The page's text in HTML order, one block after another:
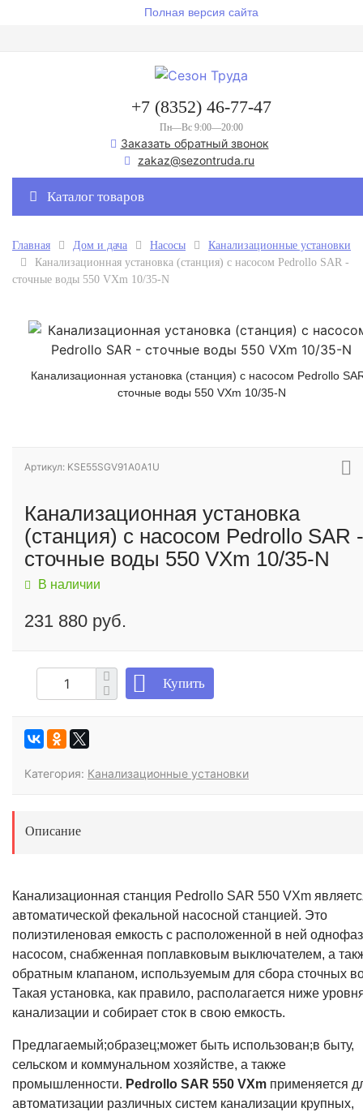
Полная версия сайта
+7 (8352) 46-77-47
Пн—Вс 9:00—20:00
Заказать обратный звонок
zakaz@sezontruda.ru
Каталог товаров
Главная Дом и дача Насосы
Канализационные установки
Канализационная установка (станция) с насосом Pedrollo SAR -
сточные воды 550 VXm 10/35-N
Канализационная установка (станция) с насосом Pedrollo
сточные воды 550 VXm 10/35-N
Артикул: KSE55SGV91A0A1U
Канализационная установка
(станция) с насосом Pedrollo SAR -
сточные воды 550 VXm 10/35-N
В наличии
231 880 руб.
Купить
Категория: Канализационные установки
Описание
Канализационная станция Pedrollo SAR 550 VXm
автоматической фекальной насосной станцией. Это
полиэтиленовая емкость с расположенной в ней
насосом, снабженная поплавковым выключателем, а
обратным клапаном, используемым для сбора сточных
Такая установка, как правило, располагается ниже
канализации и собирает сток в свою емкость.
Предлагаемый;образец;может быть использован;в быту,
сельском и коммунальном хозяйстве, а также
промышленности. Pedrollo SAR 550 VXm применяется
автоматизации различных систем канализации крупных,